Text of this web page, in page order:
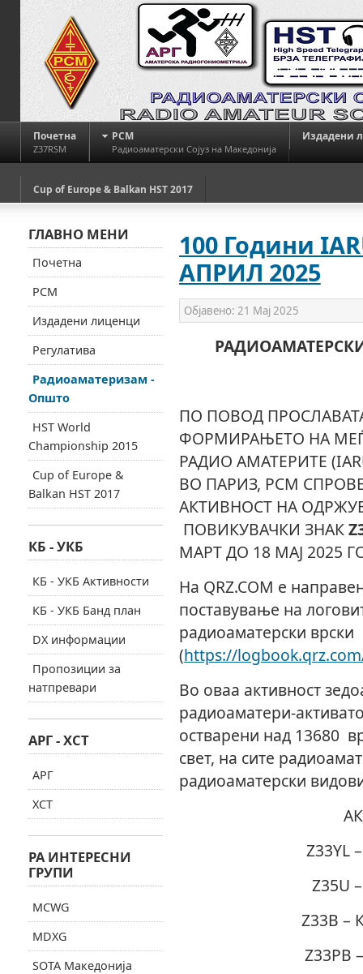
Почетна
Z37RSM
РСМ
Радиоаматерски Сојуз на Македонија
Издадени
Cup of Europe & Balkan HST 2017
100 Години
АПРИЛ 2025
Објавено: 21 Мај 2025
ПО ПОВОД
ФОРМИРАЊЕТО НА
РАДИО АМАТЕРИТЕ
ВО ПАРИЗ, РСМ
АКТИВНОСТ НА
ПОВИКУВАЧКИ ЗНАК
МАРТ ДО 18 МАЈ 2025
На QRZ.COM е
поставување на
радиоаматерски врски
(https://
Во оваа активност
радиоаматери-
остварени над 13680
свет, на сите
радиоаматерски
Z33YL
Z35U
Z33B –
Z33PB
ГЛАВНО МЕНИ
Почетна
РСМ
Издадени лиценци
Регулатива
Радиоаматеризам -
Општо
HST World
Championship 2015
Cup of Europe &
Balkan HST 2017
КБ - УКБ
КБ - УКБ Активности
КБ - УКБ Банд план
DX информации
Пропозиции за
натпревари
АРГ - ХСТ
АРГ
ХСТ
РА ИНТЕРЕСНИ
ГРУПИ
MCWG
MDXG
SOTA Македонија